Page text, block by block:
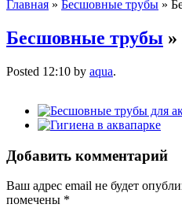
Главная » Бесшовные трубы »
Бесшовные трубы
Posted 12:10 by aqua.
Добавить комментарий
Ваш адрес email не будет
помечены *